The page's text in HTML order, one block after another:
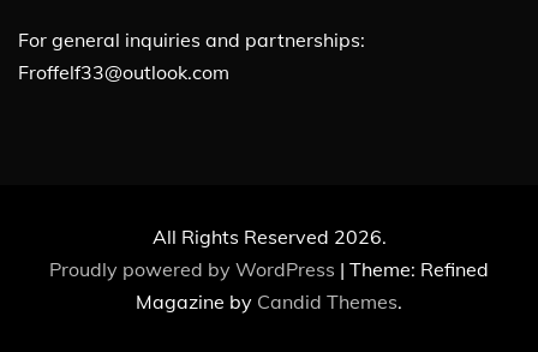
For general inquiries and partnerships:
Froffelf33@outlook.com
All Rights Reserved 2026.
Proudly powered by WordPress | Theme: Refined
Magazine by Candid Themes.